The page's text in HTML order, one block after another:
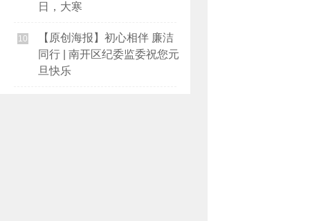
日，大寒
10
【原创海报】初心相伴 廉洁
同行 | 南开区纪委监委祝您元
旦快乐